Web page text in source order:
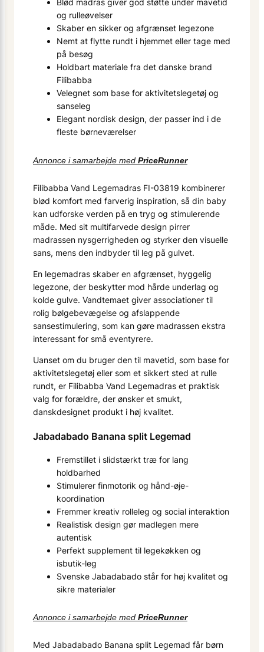
Blød madras giver god støtte under mave­tid
og rulleøvelser
Skaber en sikker og afgrænset legezone
Nemt at flytte rundt i hjemmet eller tage med
på besøg
Holdbart materiale fra det danske brand
Filibabba
Velegnet som base for aktivitetslegetøj og
sanseleg
Elegant nordisk design, der passer ind i de
fleste børneværelser
Annonce i samarbejde med PriceRunner
Filibabba Vand Legemadras FI-03819 kombinerer
blød komfort med farverig inspiration, så din baby
kan udforske verden på en tryg og stimulerende
måde. Med sit multifarvede design pirrer
madrassen nysgerrigheden og styrker den visuelle
sans, mens den indbyder til leg på gulvet.
En legemadras skaber en afgrænset, hyggelig
legezone, der beskytter mod hårde underlag og
kolde gulve. Vandtemaet giver associationer til
rolig bølgebevægelse og afslappende
sansestimulering, som kan gøre madrassen ekstra
interessant for små eventyrere.
Uanset om du bruger den til mave­tid, som base for
aktivitetslegetøj eller som et sikkert sted at rulle
rundt, er Filibabba Vand Legemadras et praktisk
valg for forældre, der ønsker et smukt,
danskdesignet produkt i høj kvalitet.
Jabadabado Banana split Legemad
Fremstillet i slidstærkt træ for lang
holdbarhed
Stimulerer finmotorik og hånd-øje-
koordination
Fremmer kreativ rolleleg og social interaktion
Realistisk design gør madlegen mere
autentisk
Perfekt supplement til legekøkken og
isbutik-leg
Svenske Jabadabado står for høj kvalitet og
sikre materialer
Annonce i samarbejde med PriceRunner
Med Jabadabado Banana split Legemad får børn